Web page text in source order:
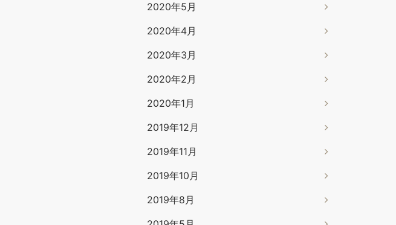
2020年5月
2020年4月
2020年3月
2020年2月
2020年1月
2019年12月
2019年11月
2019年10月
2019年8月